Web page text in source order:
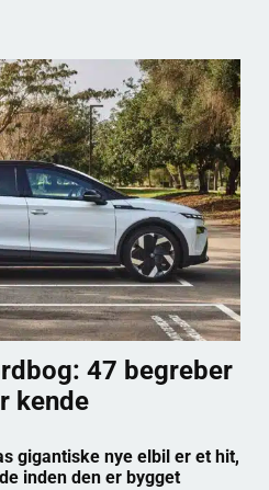
47 begreber
kende
gigantiske nye elbil er et hit,
inden den er bygget